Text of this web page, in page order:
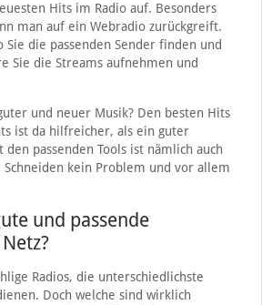
Hits im Radio auf. Besonders
man auf ein Webradio zurückgreift.
Sie die passenden Sender finden und
Sie die Streams aufnehmen und
und neuer Musik? Den besten Hits
ist da hilfreicher, als ein guter
passenden Tools ist nämlich auch
Schneiden kein Problem und vor allem
und passende
Radios, die unterschiedlichste
Doch welche sind wirklich